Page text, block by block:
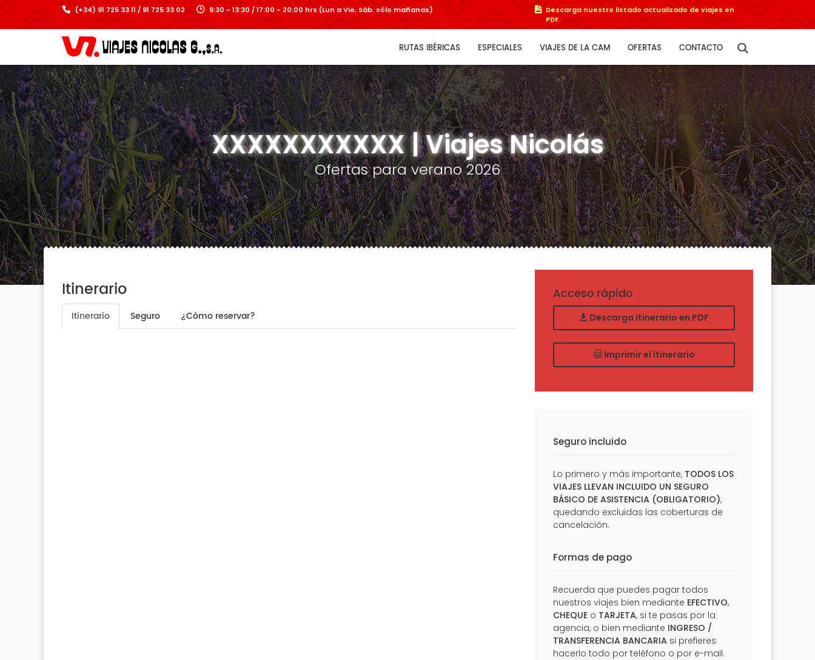
(+34) 91 725 33 11 / 91 725 33 02 9:30 - 13:30 / 17:00 - 20:00 hrs (Lun a Vie, Sáb. sólo mañanas)
Descarga nuestro listado actualizado de viajes en
PDF.
RUTAS IBÉRICAS ESPECIALES VIAJES DE LA CAM OFERTAS CONTACTO
XXXXXXXXXXX | Viajes Nicolás
Ofertas para verano 2026
Itinerario
Itinerario Seguro ¿Cómo reservar?
Acceso rápido
Descarga itinerario en PDF
Imprimir el itinerario
Seguro incluido
Lo primero y más importante, TODOS LOS
VIAJES LLEVAN INCLUIDO UN SEGURO
BÁSICO DE ASISTENCIA (OBLIGATORIO),
quedando excluidas las coberturas de
cancelación.
Formas de pago
Recuerda que puedes pagar todos
nuestros viajes bien mediante EFECTIVO,
CHEQUE o TARJETA, si te pasas por la
agencia, o bien mediante INGRESO /
TRANSFERENCIA BANCARIA si prefieres
hacerlo todo por teléfono o por e-mail.